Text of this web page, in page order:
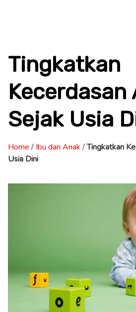
Tingkatkan
Kecerdasan
Sejak Usia
Home / Ibu dan Anak /Tingkatkan
Usia Dini